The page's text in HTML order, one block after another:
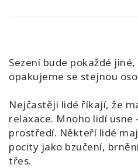
Sezení bude pokaždé
opakujeme se stejnou
Nejčastěji lidé říkají, že
relaxace. Mnoho lidí usne
prostředí. Někteří lidé
pocity jako bzučení,
třes.